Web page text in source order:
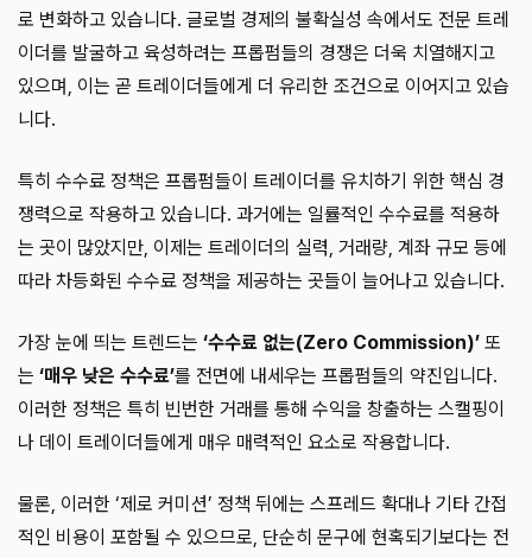
로 변화하고 있습니다. 글로벌 경제의 불확실성 속에서도 전문 트레
이더를 발굴하고 육성하려는 프롭펌들의 경쟁은 더욱 치열해지고
있으며, 이는 곧 트레이더들에게 더 유리한 조건으로 이어지고 있습
니다.
특히 수수료 정책은 프롭펌들이 트레이더를 유치하기 위한 핵심 경
쟁력으로 작용하고 있습니다. 과거에는 일률적인 수수료를 적용하
는 곳이 많았지만, 이제는 트레이더의 실력, 거래량, 계좌 규모 등에
따라 차등화된 수수료 정책을 제공하는 곳들이 늘어나고 있습니다.
가장 눈에 띄는 트렌드는 ‘수수료 없는(Zero Commission)’ 또
는 ‘매우 낮은 수수료’를 전면에 내세우는 프롭펌들의 약진입니다.
이러한 정책은 특히 빈번한 거래를 통해 수익을 창출하는 스캘핑이
나 데이 트레이더들에게 매우 매력적인 요소로 작용합니다.
물론, 이러한 ‘제로 커미션’ 정책 뒤에는 스프레드 확대나 기타 간접
적인 비용이 포함될 수 있으므로, 단순히 문구에 현혹되기보다는 전